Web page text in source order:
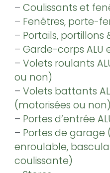
– Coulissants et
– Fenêtres, porte-
– Portails, portillons
– Garde-corps ALU
– Volets roulants
ou non)
– Volets battants
(motorisées ou non)
– Portes d’entrée
– Portes de garage
enroulable,
coulissante)